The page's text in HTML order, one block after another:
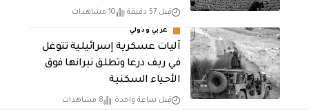
قبل 57 دقيقة 10 مشاهدات
عربي ودولي
آليات عسكرية إسرائيلية تتوغل
في ريف درعا وتطلق نيرانها فوق
الأحياء السكنية
قبل ساعة واحدة 8 مشاهدات